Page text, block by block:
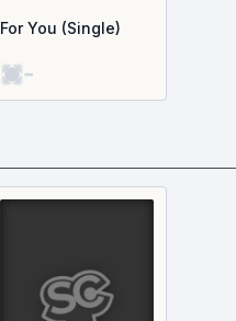
For You (Single)
-